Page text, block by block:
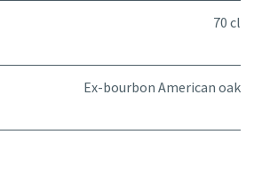
70 cl
Ex-bourbon American oak